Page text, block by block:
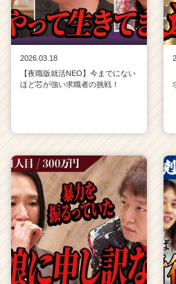
2026.03.18
【夜職版就活NEO】今までにない
ほど芯が強い求職者の挑戦！